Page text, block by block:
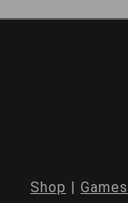
Shop | Games